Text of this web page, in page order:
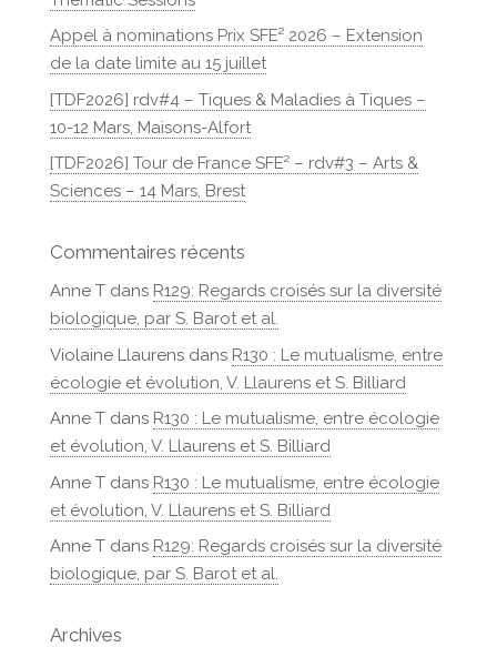
Appel à nominations Prix SFE² 2026 – Extension
de la date limite au 15 juillet
[TDF2026] rdv#4 – Tiques & Maladies à Tiques –
10-12 Mars, Maisons-Alfort
[TDF2026] Tour de France SFE² – rdv#3 – Arts &
Sciences – 14 Mars, Brest
Commentaires récents
Anne Tdans R129: Regards croisés sur la diversité
biologique, par S. Barot et al.
Violaine Llaurensdans R130 : Le mutualisme, entre
écologie et évolution, V. Llaurens et S. Billiard
Anne Tdans R130 : Le mutualisme, entre écologie
et évolution, V. Llaurens et S. Billiard
Anne Tdans R130 : Le mutualisme, entre écologie
et évolution, V. Llaurens et S. Billiard
Anne Tdans R129: Regards croisés sur la diversité
biologique, par S. Barot et al.
Archives